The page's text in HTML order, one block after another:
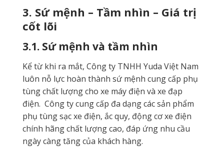
3. Sứ mệnh – Tầm nhìn – Giá trị
cốt lõi
3.1. Sứ mệnh và tầm nhìn
Kể từ khi ra mắt, Công ty TNHH Yuda Việt Nam
luôn nỗ lực hoàn thành sứ mệnh cung cấp phụ
tùng chất lượng cho xe máy điện và xe đạp
điện. Công ty cung cấp đa dạng các sản phẩm
phụ tùng sạc xe điện, ắc quy, động cơ xe điện
chính hãng chất lượng cao, đáp ứng nhu cầu
ngày càng tăng của khách hàng.